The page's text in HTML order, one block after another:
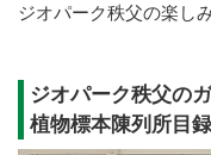
ジオパーク秩父の楽し
ジオパーク秩父の
植物標本陳列所目録